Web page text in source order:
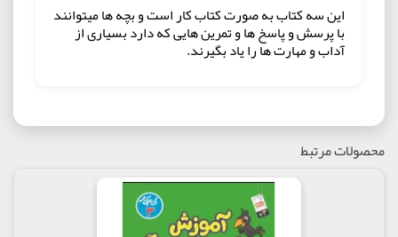
این سه کتاب به صورت کتاب کار است و بچه ها میتوانند
با پرسش و پاسخ ها و تمرین هایی که دارد بسیاری از
آداب و مهارت ها را یاد بگیرند.
محصولات مرتبط